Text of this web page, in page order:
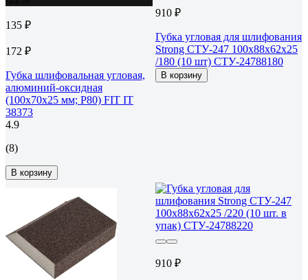
135 ₽
172 ₽
Губка шлифовальная угловая,
алюминий-оксидная
(100х70х25 мм; Р80) FIT IT
38373
4.9
(8)
В корзину
910 ₽
Губка угловая для шлифования
Strong СТУ-247 100х88х62х25
/180 (10 шт) СТУ-24788180
В корзину
910 ₽